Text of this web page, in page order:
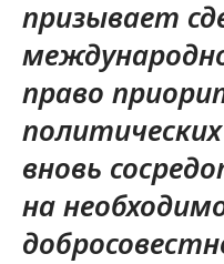
призывает
право
вновь
на